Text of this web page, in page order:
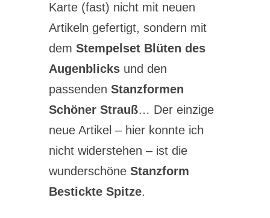
Karte (fast) nicht mit neuen
Artikeln gefertigt, sondern mit
dem Stempelset Blüten des
Augenblicksund den
passenden Stanzformen
Schöner Strauß… Der einzige
neue Artikel – hier konnte ich
nicht widerstehen – ist die
wunderschöne Stanzform
Bestickte Spitze.